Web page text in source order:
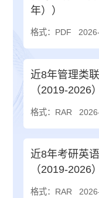
年））
格式：PDF
近8年管理类
（2019-2026）
格式：RAR
近8年考研英
（2019-2026）
格式：RAR